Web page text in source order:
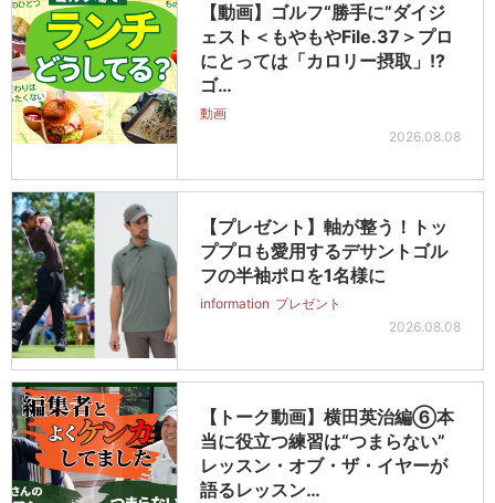
【動画】ゴルフ“勝手に”ダイジ
ェスト＜もやもやFile.37＞プロ
にとっては「カロリー摂取」!?
ゴ…
動画
2026.08.08
【プレゼント】軸が整う！トッ
ププロも愛用するデサントゴル
フの半袖ポロを1名様に
information プレゼント
2026.08.08
【トーク動画】横田英治編⑥本
当に役立つ練習は“つまらない”
レッスン・オブ・ザ・イヤーが
語るレッスン…